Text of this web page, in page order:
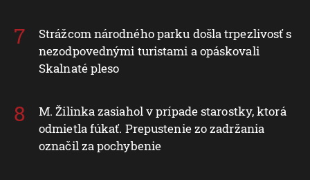
Strážcom národného parku došla trpezlivosť s
nezodpovednými turistami a opáskovali
Skalnaté pleso
M. Žilinka zasiahol v prípade starostky, ktorá
odmietla fúkať. Prepustenie zo zadržania
označil za pochybenie